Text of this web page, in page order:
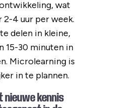
wat
4 uur per week.
delen in kleine,
15-30 minuten in
Microlearning is
in te plannen.
nieuwe kennis